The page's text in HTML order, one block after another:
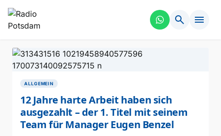
search menu
ALLGEMEIN
12 Jahre harte Arbeit haben sich
ausgezahlt – der 1. Titel mit seinem
Team für Manager Eugen Benzel